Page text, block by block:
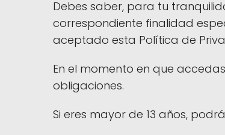
Debes saber, para tu
correspondiente finalidad
aceptado esta Política de
En el momento en que
obligaciones.
Si eres mayor de 13 años,